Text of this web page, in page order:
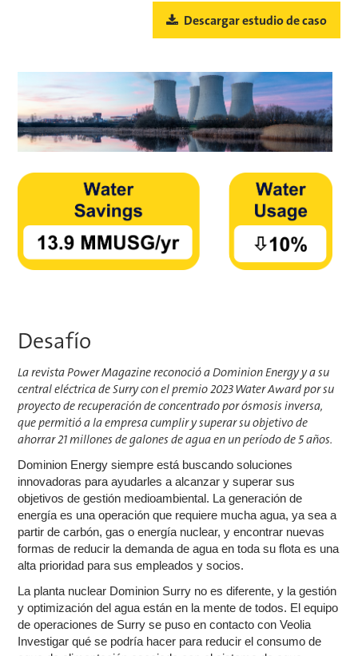
Descargar estudio de caso
Desafío
La revista Power Magazine reconoció a Dominion Energy y a su
central eléctrica de Surry con el premio 2023 Water Award por su
proyecto de recuperación de concentrado por ósmosis inversa,
que permitió a la empresa cumplir y superar su objetivo de
ahorrar 21 millones de galones de agua en un período de 5 años.
Dominion Energy siempre está buscando soluciones
innovadoras para ayudarles a alcanzar y superar sus
objetivos de gestión medioambiental. La generación de
energía es una operación que requiere mucha agua, ya sea a
partir de carbón, gas o energía nuclear, y encontrar nuevas
formas de reducir la demanda de agua en toda su flota es una
alta prioridad para sus empleados y socios.
La planta nuclear Dominion Surry no es diferente, y la gestión
y optimización del agua están en la mente de todos. El equipo
de operaciones de Surry se puso en contacto con Veolia
Investigar qué se podría hacer para reducir el consumo de